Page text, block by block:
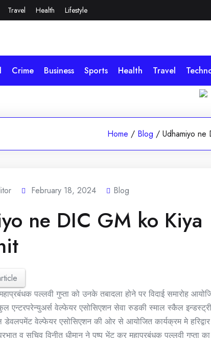
Travel Health Lifestyle
Crime Business Sports Health Travel
Home / Blog / Udhamiyo ne
February 18, 2024 Blog
ne DIC GM ko Kiya
पल्लवी गुप्ता को उनके तबादला होने पर विदाई समारोह
एन्टरपरेन्युअर्स वेल्फेयर एसोसिएशन सेवा रुडकी स्माल स्कैल
डेवलपमेंट वेल्फेयर एसोसिएशन की ओर से आयोजित कार्यक्रम मे
व सचिव विनीत धीमान ने पुष्प भेंट कर महाप्रबंधक पल्लवी गुप्ता का